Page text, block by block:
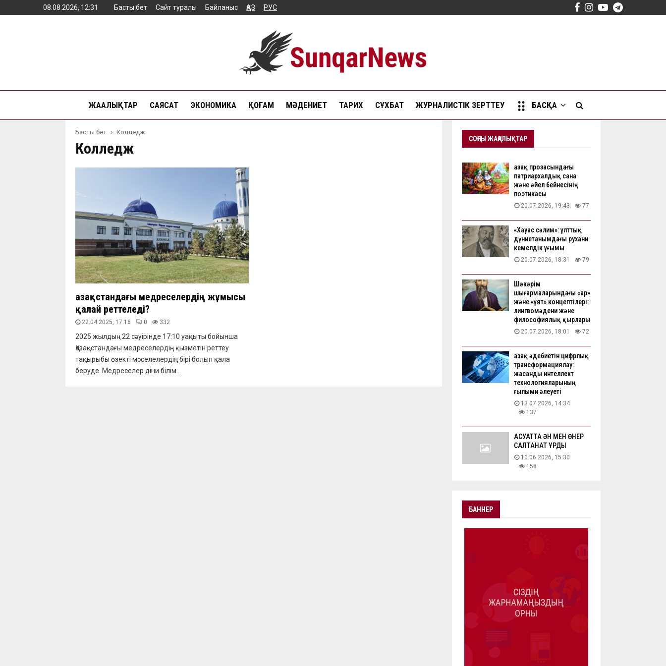
08.08.2026, 12:31 Басты бет Сайт туралы Байланыс ҚАЗ РУС Facebook
Instagram
YoutubeTelegram
ЖАҢАЛЫҚТАР САЯСАТ ЭКОНОМИКА ҚОҒАМ МӘДЕНИЕТ ТАРИХ СҰХБАТ ЖУРНАЛИСТІК ЗЕРТТЕУ БАСҚА
Басты бет Колледж
Колледж
Қазақстандағы медреселердің жұмысы
қалай реттеледі?
22.04.2025, 17:16 0 332
2025 жылдың 22 сәуірінде 17:10 уақыты бойынша
Қазақстандағы медреселердің қызметін реттеу
тақырыбы өзекті мәселелердің бірі болып қала
беруде. Медреселер діни білім...
СОҢҒЫ ЖАҢАЛЫҚТАР
Қазақ прозасындағы
патриархалдық сана
және әйел бейнесінің
поэтикасы
20.07.2026, 19:43 77
«Хауас сәлим»: ұлттық
дүниетанымдағы рухани
кемелдік ұғымы
20.07.2026, 18:31 79
Шәкәрім
шығармаларындағы «ар»
және «ұят» концептілері:
лингвомәдени және
философиялық қырлары
20.07.2026, 18:01 72
Қазақ әдебиетін цифрлық
трансформациялау:
жасанды интеллект
технологияларының
ғылыми әлеуеті
13.07.2026, 14:34
137
АҚСУАТТА ӘН МЕН ӨНЕР
САЛТАНАТ ҚҰРДЫ
10.06.2026, 15:30
158
БАННЕР